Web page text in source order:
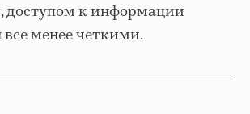
доступом к информации
менее четкими.